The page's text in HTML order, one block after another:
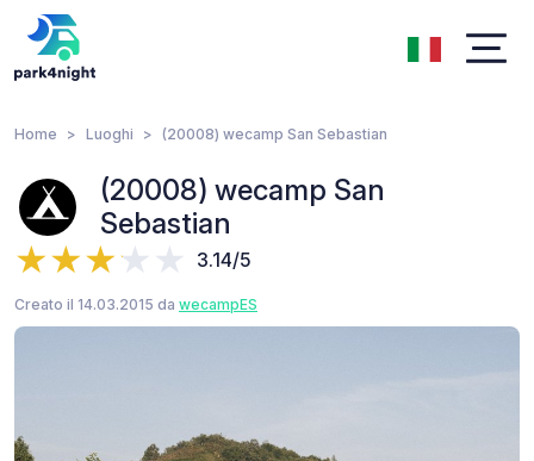
Home Luoghi (20008) wecamp San Sebastian
(20008) wecamp San
Sebastian
3.14/5
Creato il 14.03.2015 da wecampES